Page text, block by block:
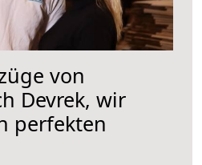
von
Devrek, wir
perfekten